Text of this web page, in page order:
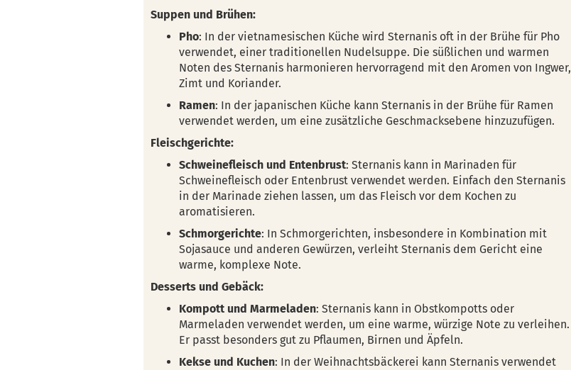
Suppen und Brühen:
Pho: In der vietnamesischen Küche wird Sternanis oft in der Brühe für Pho
verwendet, einer traditionellen Nudelsuppe. Die süßlichen und warmen
Noten des Sternanis harmonieren hervorragend mit den Aromen von Ingwer,
Zimt und Koriander.
Ramen: In der japanischen Küche kann Sternanis in der Brühe für Ramen
verwendet werden, um eine zusätzliche Geschmacksebene hinzuzufügen.
Fleischgerichte:
Schweinefleisch und Entenbrust: Sternanis kann in Marinaden für
Schweinefleisch oder Entenbrust verwendet werden. Einfach den Sternanis
in der Marinade ziehen lassen, um das Fleisch vor dem Kochen zu
aromatisieren.
Schmorgerichte: In Schmorgerichten, insbesondere in Kombination mit
Sojasauce und anderen Gewürzen, verleiht Sternanis dem Gericht eine
warme, komplexe Note.
Desserts und Gebäck:
Kompott und Marmeladen: Sternanis kann in Obstkompotts oder
Marmeladen verwendet werden, um eine warme, würzige Note zu verleihen.
Er passt besonders gut zu Pflaumen, Birnen und Äpfeln.
Kekse und Kuchen: In der Weihnachtsbäckerei kann Sternanis verwendet